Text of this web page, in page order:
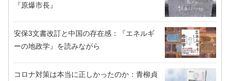
『原爆市長』
安保3文書改訂と中国の存在感：『エネルギ
ーの地政学』を読みながら
コロナ対策は本当に正しかったのか：青柳貞